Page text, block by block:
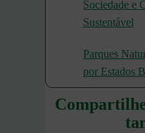
Sociedade e
Sustentável
Parques
por Estados